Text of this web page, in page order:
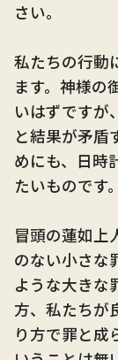
さい。
私たちの行動
ます。神様の
いはずですが
と結果が矛盾
めにも、日時
たいものです。
冒頭の蓮如上
のない小さな
ような大きな
方、私たちが
り方で罪と成